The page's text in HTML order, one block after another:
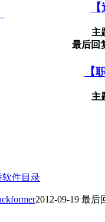
主
最后回
【
主
软件目录
2012-09-19 最后